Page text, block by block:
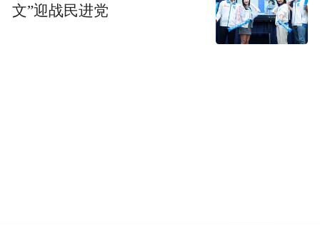
文”迎战民进党